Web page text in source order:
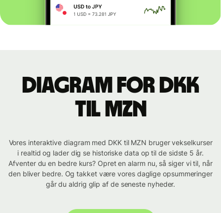
Diagram for DKK
til MZN
Vores interaktive diagram med DKK til MZN bruger vekselkurser
i realtid og lader dig se historiske data op til de sidste 5 år.
Afventer du en bedre kurs? Opret en alarm nu, så siger vi til, når
den bliver bedre. Og takket være vores daglige opsummeringer
går du aldrig glip af de seneste nyheder.